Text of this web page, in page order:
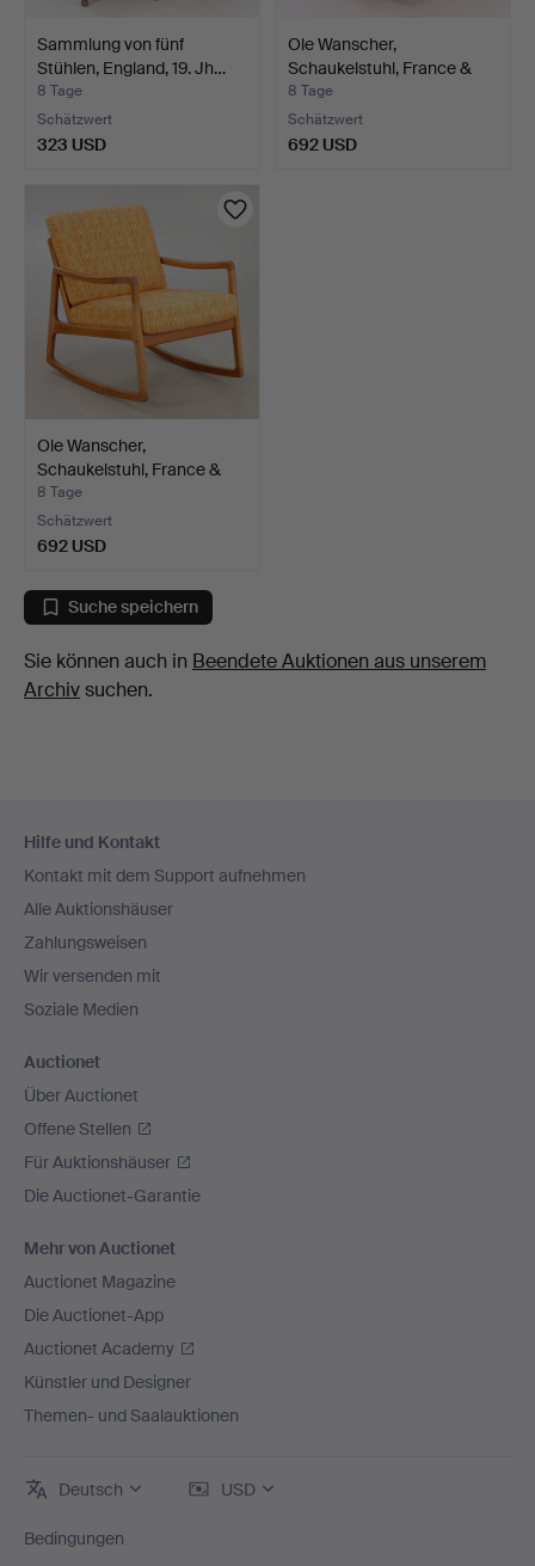
Sammlung von fünf
Stühlen, England, 19. Jh…
8 Tage
Schätzwert
323 USD
Ole Wanscher,
Schaukelstuhl, France &
Søn.
8 Tage
Schätzwert
692 USD
Ole Wanscher,
Schaukelstuhl, France &
Søn.
8 Tage
Schätzwert
692 USD
Suche speichern
Sie können auch in Beendete Auktionen aus unserem
Archivsuchen.
Navigation
Hilfe und Kontakt
Kontakt mit dem Support aufnehmen
Alle Auktionshäuser
Zahlungsweisen
Wir versenden mit
Soziale Medien
Auctionet
Über Auctionet
Offene Stellen
Für Auktionshäuser
Die Auctionet-Garantie
Mehr von Auctionet
Auctionet Magazine
Die Auctionet-App
Auctionet Academy
Künstler und Designer
Themen- und Saalauktionen
Deutsch USD
Bedingungen